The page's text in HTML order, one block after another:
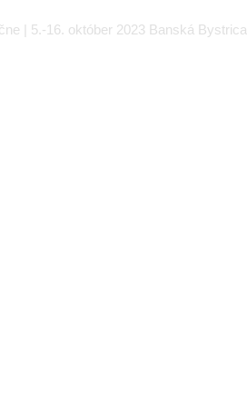
| 5.-16. október 2023 Banská Bystrica